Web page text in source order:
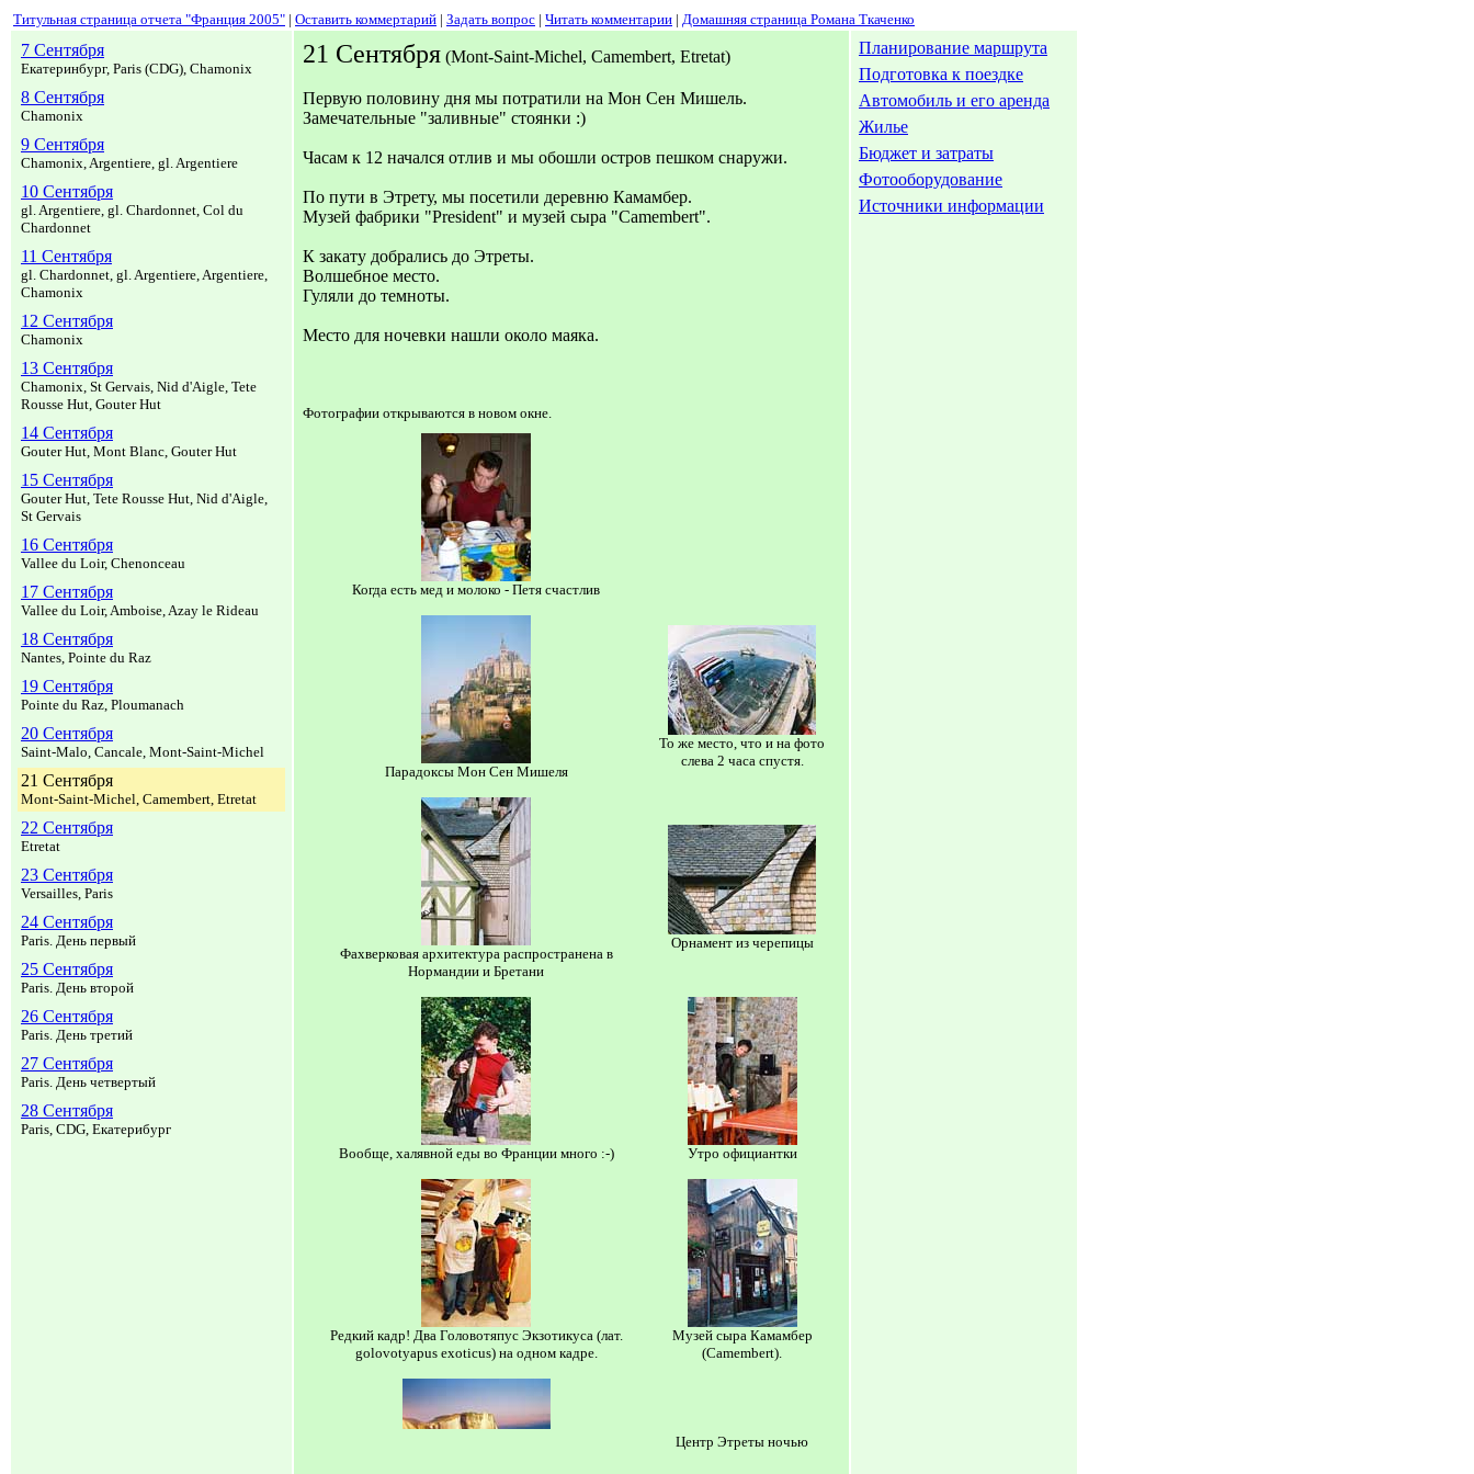
Титульная страница отчета "Франция 2005" | Оставить коммертарий | Задать вопрос | Читать комментарии | Домашняя страница Романа Ткаченко
7 Сентября
Екатеринбург, Paris (CDG), Chamonix
8 Сентября
Chamonix
9 Сентября
Chamonix, Argentiere, gl. Argentiere
10 Сентября
gl. Argentiere, gl. Chardonnet, Col du
Chardonnet
11 Сентября
gl. Chardonnet, gl. Argentiere, Argentiere,
Chamonix
12 Сентября
Chamonix
13 Сентября
Chamonix, St Gervais, Nid d'Aigle, Tete
Rousse Hut, Gouter Hut
14 Сентября
Gouter Hut, Mont Blanc, Gouter Hut
15 Сентября
Gouter Hut, Tete Rousse Hut, Nid d'Aigle,
St Gervais
16 Сентября
Vallee du Loir, Chenonceau
17 Сентября
Vallee du Loir, Amboise, Azay le Rideau
18 Сентября
Nantes, Pointe du Raz
19 Сентября
Pointe du Raz, Ploumanach
20 Сентября
Saint-Malo, Cancale, Mont-Saint-Michel
21 Сентября
Mont-Saint-Michel, Camembert, Etretat
22 Сентября
Etretat
23 Сентября
Versailles, Paris
24 Сентября
Paris. День первый
25 Сентября
Paris. День второй
26 Сентября
Paris. День третий
27 Сентября
Paris. День четвертый
28 Сентября
Paris, CDG, Екатерибург
21 Сентября (Mont-Saint-Michel, Camembert, Etretat)
Первую половину дня мы потратили на Мон Сен Мишель.
Замечательные "заливные" стоянки :)
Часам к 12 начался отлив и мы обошли остров пешком снаружи.
По пути в Этрету, мы посетили деревню Камамбер.
Музей фабрики "President" и музей сыра "Camembert".
К закату добрались до Этреты.
Волшебное место.
Гуляли до темноты.
Место для ночевки нашли около маяка.
Фотографии открываются в новом окне.
Когда есть мед и молоко - Петя счастлив
Парадоксы Мон Сен Мишеля
То же место, что и на фото
слева 2 часа спустя.
Фахверковая архитектура распространена в
Нормандии и Бретани
Орнамент из черепицы
Вообще, халявной еды во Франции много :-) Утро официантки
Редкий кадр! Два Головотяпус Экзотикуса (лат.
golovotyapus exoticus) на одном кадре.
Музей сыра Камамбер
(Camembert).
Центр Этреты ночью
Планирование маршрута
Подготовка к поездке
Автомобиль и его аренда
Жилье
Бюджет и затраты
Фотооборудование
Источники информации